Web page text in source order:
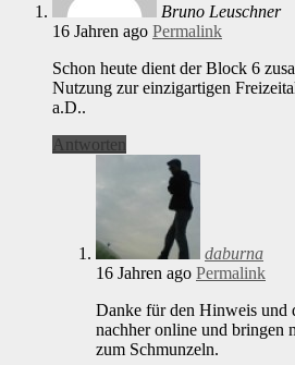
Bruno Leuschner
16 Jahren ago Permalink
Schon heute dient der Block 6
Nutzung zur einzigartigen
a.D..
Antworten
daburna
16 Jahren ago Permalink
Danke für den Hinweis und
nachher online und bringen
zum Schmunzeln.